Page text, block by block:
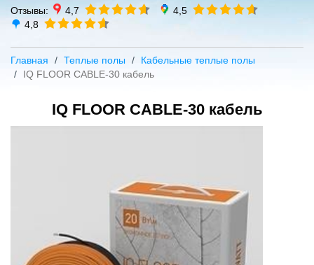
Отзывы: 4,7
4,5
4,8
Главная Теплые полы
Кабельные теплые полы
IQ FLOOR CABLE-30 кабель
IQ FLOOR CABLE-30 кабель